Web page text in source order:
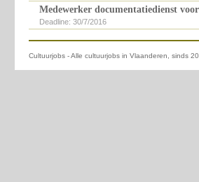
Medewerker documentatiedienst
Deadline: 30/7/2016
Cultuurjobs - Alle cultuurjobs in Vlaanderen, sinds